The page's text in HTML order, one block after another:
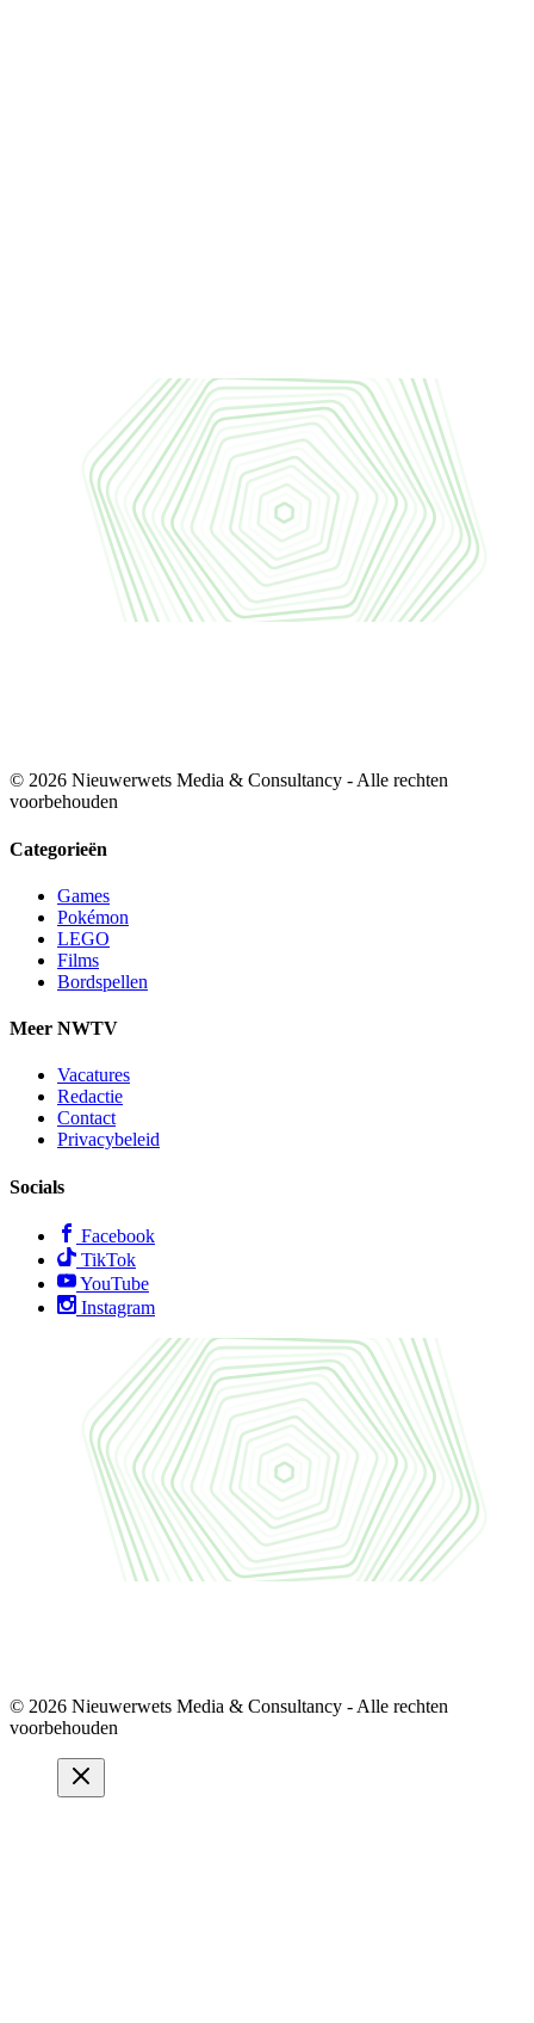
© 2026 Nieuwerwets Media & Consultancy - Alle rechten
voorbehouden
Categorieën
Games
Pokémon
LEGO
Films
Bordspellen
Meer NWTV
Vacatures
Redactie
Contact
Privacybeleid
Socials
Facebook
TikTok
YouTube
Instagram
© 2026 Nieuwerwets Media & Consultancy - Alle rechten
voorbehouden